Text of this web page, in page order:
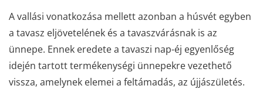
A vallási vonatkozása mellett azonban a húsvét egyben
a tavasz eljövetelének és a tavaszvárásnak is az
ünnepe. Ennek eredete a tavaszi nap-éj egyenlőség
idején tartott termékenységi ünnepekre vezethető
vissza, amelynek elemei a feltámadás, az újjászületés.